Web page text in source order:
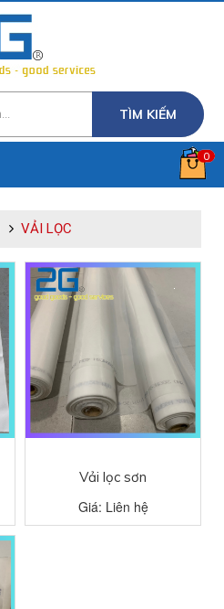
TÌM KIẾM
0
VẢI LỌC
Vải lọc sơn
Giá: Liên hệ